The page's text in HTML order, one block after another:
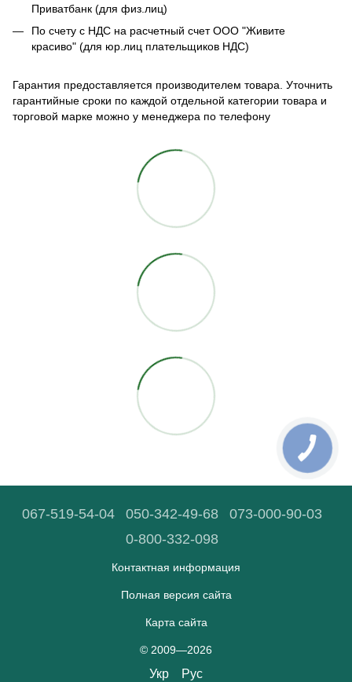
Приватбанк (для физ.лиц)
По счету с НДС на расчетный счет ООО "Живите
красиво" (для юр.лиц плательщиков НДС)
Гарантия предоставляется производителем товара. Уточнить
гарантийные сроки по каждой отдельной категории товара и
торговой марке можно у менеджера по телефону
067-519-54-04 050-342-49-68
073-000-90-03
0-800-332-098
Контактная информация
Полная версия сайта
Карта сайта
© 2009—2026
Укр Рус